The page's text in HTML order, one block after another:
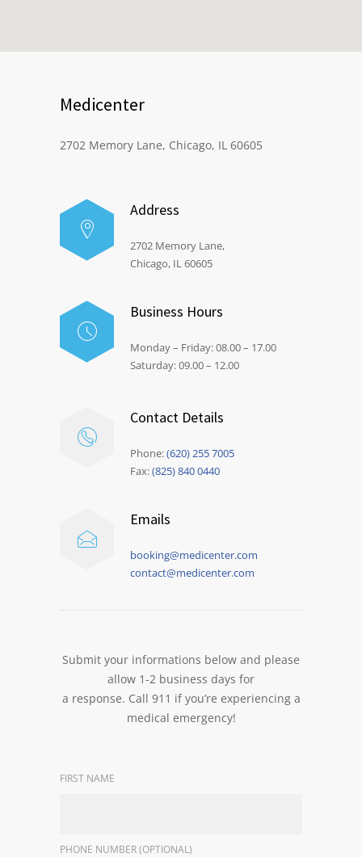
Medicenter
2702 Memory Lane, Chicago, IL 60605
Address
2702 Memory Lane,
Chicago, IL 60605
Business Hours
Monday – Friday: 08.00 – 17.00
Saturday: 09.00 – 12.00
Contact Details
Phone:(620) 255 7005
Fax:(825) 840 0440
Emails
booking@medicenter.com
contact@medicenter.com
Submit your informations below and please
allow 1-2 business days for
a response. Call 911 if you’re experiencing a
medical emergency!
FIRST NAME
PHONE NUMBER (OPTIONAL)